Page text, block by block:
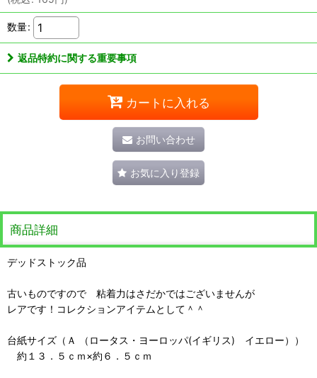
数量:
返品特約に関する重要事項
カートに入れる
お問い合わせ
お気に入り登録
商品詳細
デッドストック品
古いものですので 粘着力はさだかではございませんが
レアです！コレクションアイテムとして＾＾
台紙サイズ（Ａ （ロータス・ヨーロッパ(イギリス) イエロー））
約１３．５ｃｍ×約６．５ｃｍ